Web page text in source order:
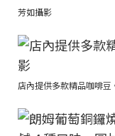
芳如攝影
店內提供多款精品咖啡